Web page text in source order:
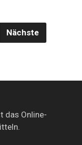
Nächste
das Online-